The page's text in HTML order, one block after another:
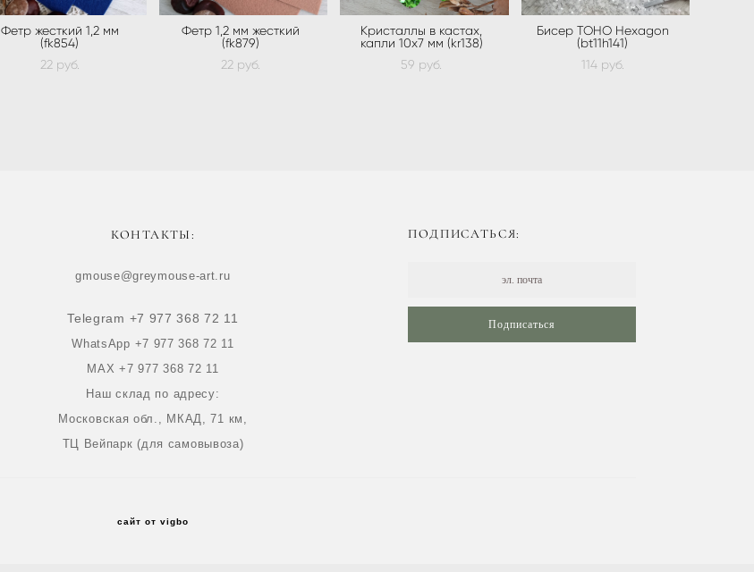
Фетр жесткий 1,2 мм
(fk854)
22 pуб.
Фетр 1,2 мм жесткий
(fk879)
22 pуб.
Кристаллы в кастах,
капли 10х7 мм (kr138)
59 pуб.
Бисер TOHO Hexagon
(bt11h141)
114 pуб.
КОНТАКТЫ:
gmouse@greymouse-art.ru
Telegram +7 977 368 72 11
WhatsApp +7 977 368 72 11
MAX +7 977 368 72 11
Наш склад по адресу:
Московская обл., МКАД, 71 км,
ТЦ Вейпарк (для самовывоза)
ПОДПИСАТЬСЯ:
Подписаться
сайт от vigbo